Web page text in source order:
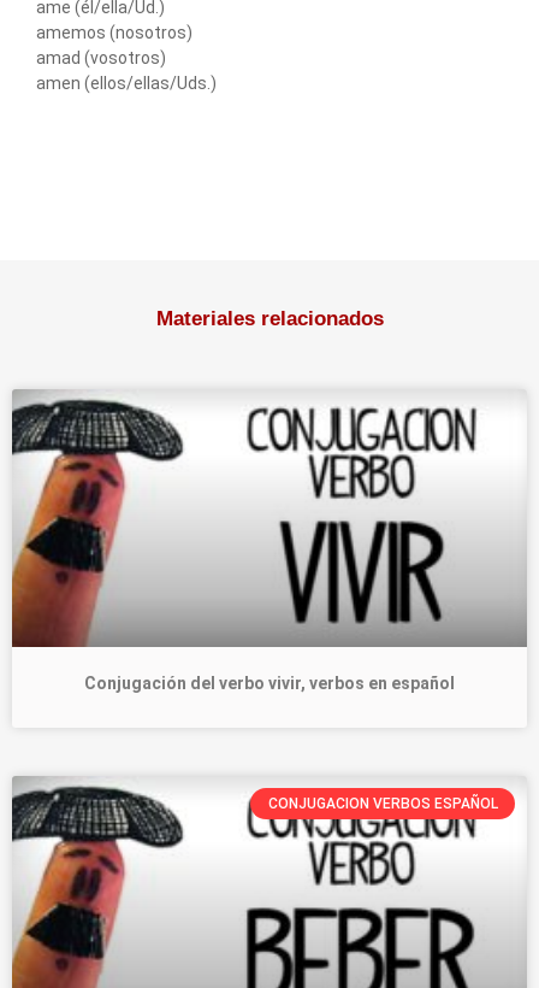
ame (él/ella/Ud.)
amemos (nosotros)
amad (vosotros)
amen (ellos/ellas/Uds.)
Materiales relacionados
Conjugación del verbo vivir, verbos en español
CONJUGACION VERBOS ESPAÑOL